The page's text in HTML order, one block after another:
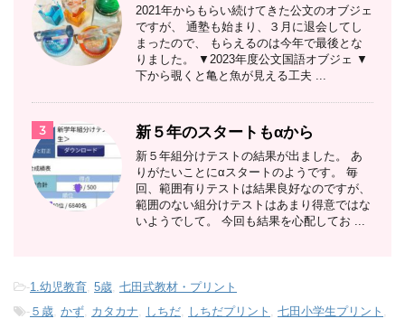
2021年からもらい続けてきた公文のオブジェ
ですが、 通塾も始まり、３月に退会してし
まったので、 もらえるのは今年で最後とな
りました。 ▼2023年度公文国語オブジェ ▼
下から覗くと亀と魚が見える工夫 ...
3 新５年のスタートもαから
新５年組分けテストの結果が出ました。 あ
りがたいことにαスタートのようです。 毎
回、範囲有りテストは結果良好なのですが、
範囲のない組分けテストはあまり得意ではな
いようでして。 今回も結果を心配してお ...
-1.幼児教育, 5歳, 七田式教材・プリント
- ５歳, かず, カタカナ, しちだ, しちだプリント , 七田小学生プリント ,